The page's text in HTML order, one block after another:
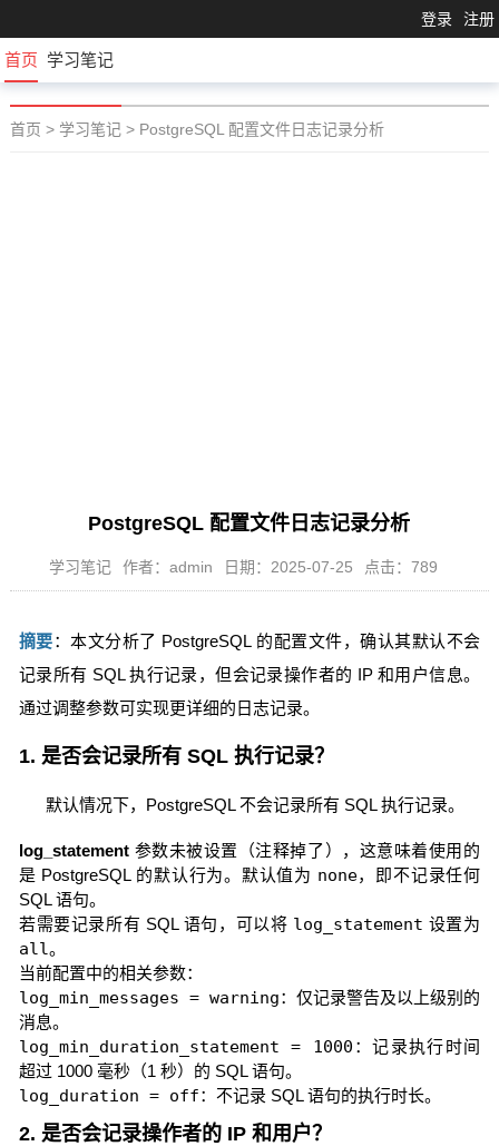
登录 注册
首页 学习笔记
首页 > 学习笔记 > PostgreSQL 配置文件日志记录分析
PostgreSQL 配置文件日志记录分析
学习笔记 作者：admin 日期：2025-07-25 点击：789
摘要：本文分析了 PostgreSQL 的配置文件，确认其默认不会
记录所有 SQL 执行记录，但会记录操作者的 IP 和用户信息。
通过调整参数可实现更详细的日志记录。
1. 是否会记录所有 SQL 执行记录？
默认情况下，PostgreSQL 不会记录所有 SQL 执行记录。
log_statement参数未被设置（注释掉了），这意味着使用的
是 PostgreSQL 的默认行为。默认值为 none，即不记录任何
SQL 语句。
若需要记录所有 SQL 语句，可以将 log_statement 设置为
all。
当前配置中的相关参数：
log_min_messages = warning：仅记录警告及以上级别的
消息。
log_min_duration_statement = 1000 ：记录执行时间
超过 1000 毫秒（1 秒）的 SQL 语句。
log_duration = off：不记录 SQL 语句的执行时长。
2. 是否会记录操作者的 IP 和用户？